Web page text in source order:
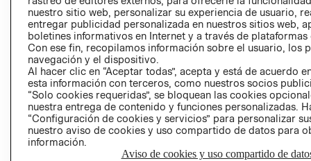
Perú (S/)
CAMBIAR REGIÓN
nuestro sitio web, personalizar su experiencia de usuario,
entregar publicidad personalizada en nuestros sitios web,
boletines informativos en Internet y a través de plataformas
Con ese fin, recopilamos información sobre el usuario, los
navegación y el dispositivo.
Al hacer clic en “Aceptar todas”, acepta y está de acuerdo
esta información con terceros, como nuestros socios
“Solo cookies requeridas”, se bloquean las cookies
nuestra entrega de contenido y funciones personalizadas.
“Configuración de cookies y servicios” para personalizar
nuestro aviso de cookies y uso compartido de datos para
información.
Aviso de cookies y uso compartido de